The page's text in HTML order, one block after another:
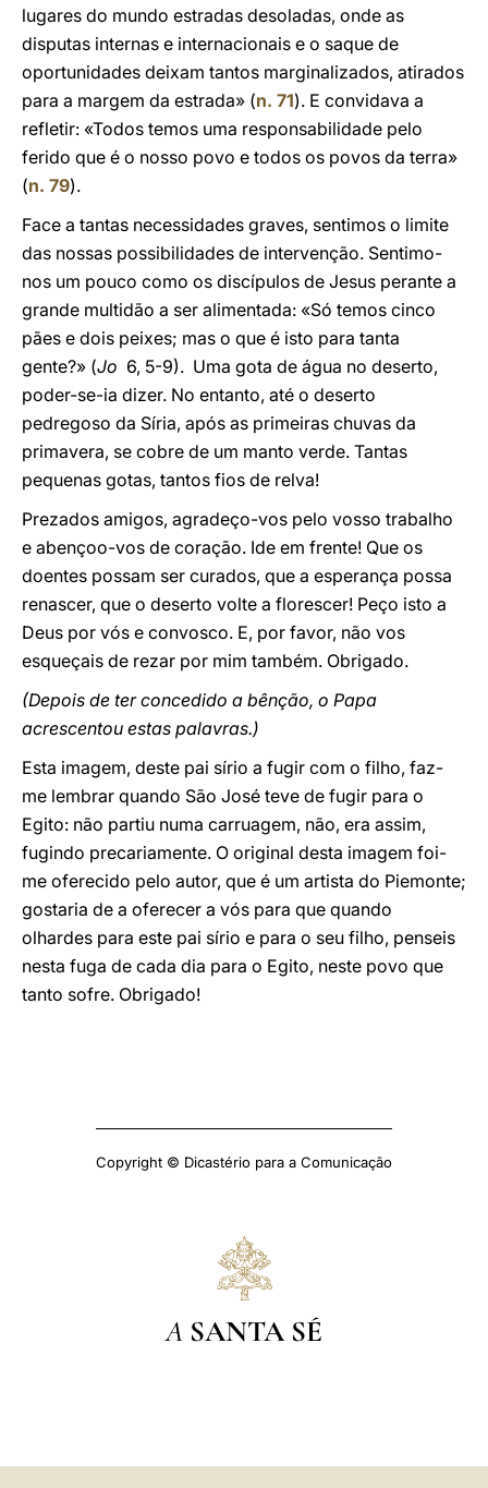
lugares do mundo estradas desoladas, onde as
disputas internas e internacionais e o saque de
oportunidades deixam tantos marginalizados, atirados
para a margem da estrada» (n. 71). E convidava a
refletir: «Todos temos uma responsabilidade pelo
ferido que é o nosso povo e todos os povos da terra»
(n. 79).
Face a tantas necessidades graves, sentimos o limite
das nossas possibilidades de intervenção. Sentimo-
nos um pouco como os discípulos de Jesus perante a
grande multidão a ser alimentada: «Só temos cinco
pães e dois peixes; mas o que é isto para tanta
gente?» (Jo 6, 5-9). Uma gota de água no deserto,
poder-se-ia dizer. No entanto, até o deserto
pedregoso da Síria, após as primeiras chuvas da
primavera, se cobre de um manto verde. Tantas
pequenas gotas, tantos fios de relva!
Prezados amigos, agradeço-vos pelo vosso trabalho
e abençoo-vos de coração. Ide em frente! Que os
doentes possam ser curados, que a esperança possa
renascer, que o deserto volte a florescer! Peço isto a
Deus por vós e convosco. E, por favor, não vos
esqueçais de rezar por mim também. Obrigado.
(Depois de ter concedido a bênção, o Papa
acrescentou estas palavras.)
Esta imagem, deste pai sírio a fugir com o filho, faz-
me lembrar quando São José teve de fugir para o
Egito: não partiu numa carruagem, não, era assim,
fugindo precariamente. O original desta imagem foi-
me oferecido pelo autor, que é um artista do Piemonte;
gostaria de a oferecer a vós para que quando
olhardes para este pai sírio e para o seu filho, penseis
nesta fuga de cada dia para o Egito, neste povo que
tanto sofre. Obrigado!
Copyright © Dicastério para a Comunicação
A SANTA SÉ